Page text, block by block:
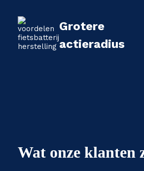
Grotere
actieradius
Wat onze klanten